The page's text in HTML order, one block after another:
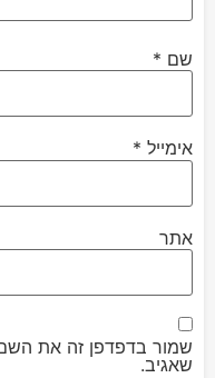
שם *
אימייל *
אתר
שמור בדפדפן זה את
שאגיב.